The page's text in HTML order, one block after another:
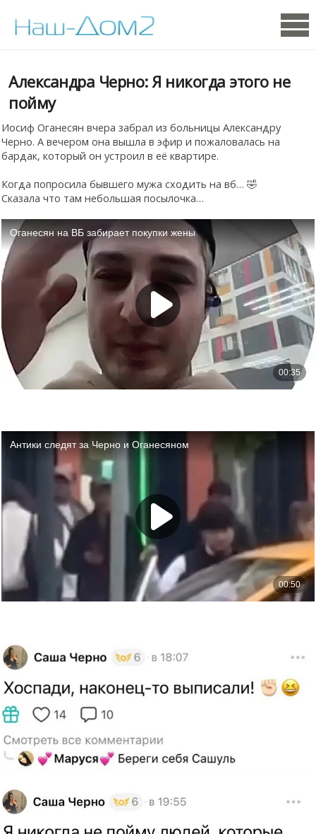
Александра Черно: Я никогда этого не
пойму
Иосиф Оганесян вчера забрал из больницы Александру
Черно. А вечером она вышла в эфир и пожаловалась на
бардак, который он устроил в её квартире.
Когда попросила бывшего мужа сходить на вб… 🤣
Сказала что там небольшая посылочка…